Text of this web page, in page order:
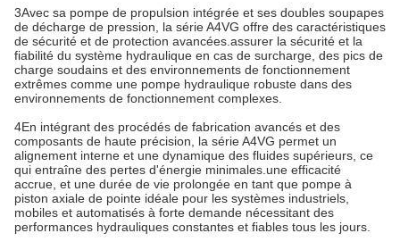
3Avec sa pompe de propulsion intégrée et ses doubles soupapes
de décharge de pression, la série A4VG offre des caractéristiques
de sécurité et de protection avancées.assurer la sécurité et la
fiabilité du système hydraulique en cas de surcharge, des pics de
charge soudains et des environnements de fonctionnement
extrêmes comme une pompe hydraulique robuste dans des
environnements de fonctionnement complexes.
4En intégrant des procédés de fabrication avancés et des
composants de haute précision, la série A4VG permet un
alignement interne et une dynamique des fluides supérieurs, ce
qui entraîne des pertes d'énergie minimales.une efficacité
accrue, et une durée de vie prolongée en tant que pompe à
piston axiale de pointe idéale pour les systèmes industriels,
mobiles et automatisés à forte demande nécessitant des
performances hydrauliques constantes et fiables tous les jours.